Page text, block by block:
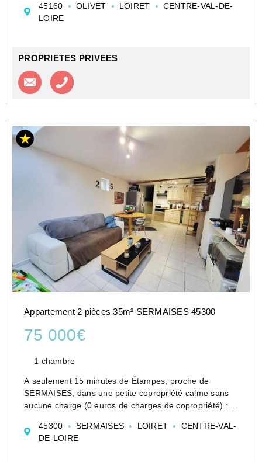
studio meublé de 24 m² en rez-de-chaussée, offrant un
cadre de vie p...
45160 OLIVET LOIRET
CENTRE-VAL-DE-
LOIRE
PROPRIETES PRIVEES
Contacter l'agence
Appartement 2 pièces 35m² SERMAISES 45300
75 000€
1 chambre
A seulement 15 minutes de Étampes, proche de
SERMAISES, dans une petite copropriété calme sans
aucune charge (0 euros de charges de copropriété) :
comprenant
Une entrée, Un séjour lumineux avec espace cui...
45300 SERMAISES LOIRET
CENTRE-VAL-
DE-LOIRE